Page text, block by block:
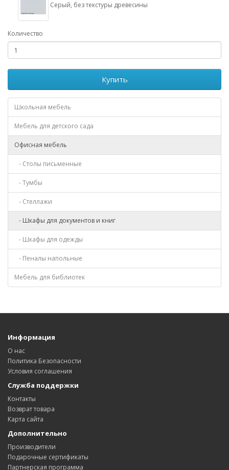
Серый, без текстуры древесины
Количество
Купить
Школьная мебель
Мебель для детского сада
Офисная мебель
- Столы письменные
- Тумбы
- Стеллажи
- Шкафы для документов и книг
- Шкафы для одежды
- Пеналы напольные
Мебель для библиотек
Информация
О нас
Политика Безопасности
Условия соглашения
Служба поддержки
Контакты
Возврат товара
Карта сайта
Дополнительно
Производители
Подарочные сертификаты
Партнерская программа